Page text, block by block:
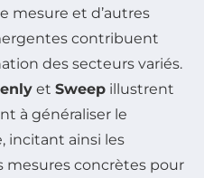
mesure et d’autres
contribuent
des secteurs variés.
et Sweep illustrent
à généraliser le
incitant ainsi les
mesures concrètes pour